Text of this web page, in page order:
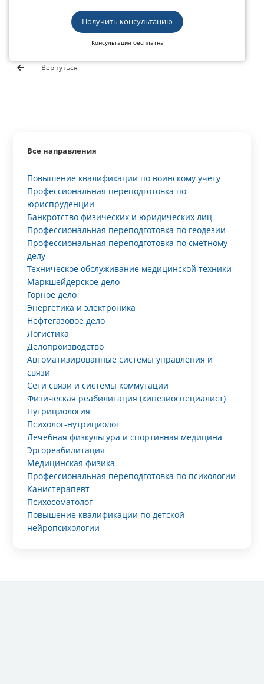
Получить консультацию
Консультация бесплатна
Вернуться
Все направления
Повышение квалификации по воинскому учету
Профессиональная переподготовка по
юриспруденции
Банкротство физических и юридических лиц
Профессиональная переподготовка по геодезии
Профессиональная переподготовка по сметному
делу
Техническое обслуживание медицинской техники
Маркшейдерское дело
Горное дело
Энергетика и электроника
Нефтегазовое дело
Логистика
Делопроизводство
Автоматизированные системы управления и
связи
Сети связи и системы коммутации
Физическая реабилитация (кинезиоспециалист)
Нутрициология
Психолог-нутрициолог
Лечебная физкультура и спортивная медицина
Эргореабилитация
Медицинская физика
Профессиональная переподготовка по психологии
Канистерапевт
Психосоматолог
Повышение квалификации по детской
нейропсихологии